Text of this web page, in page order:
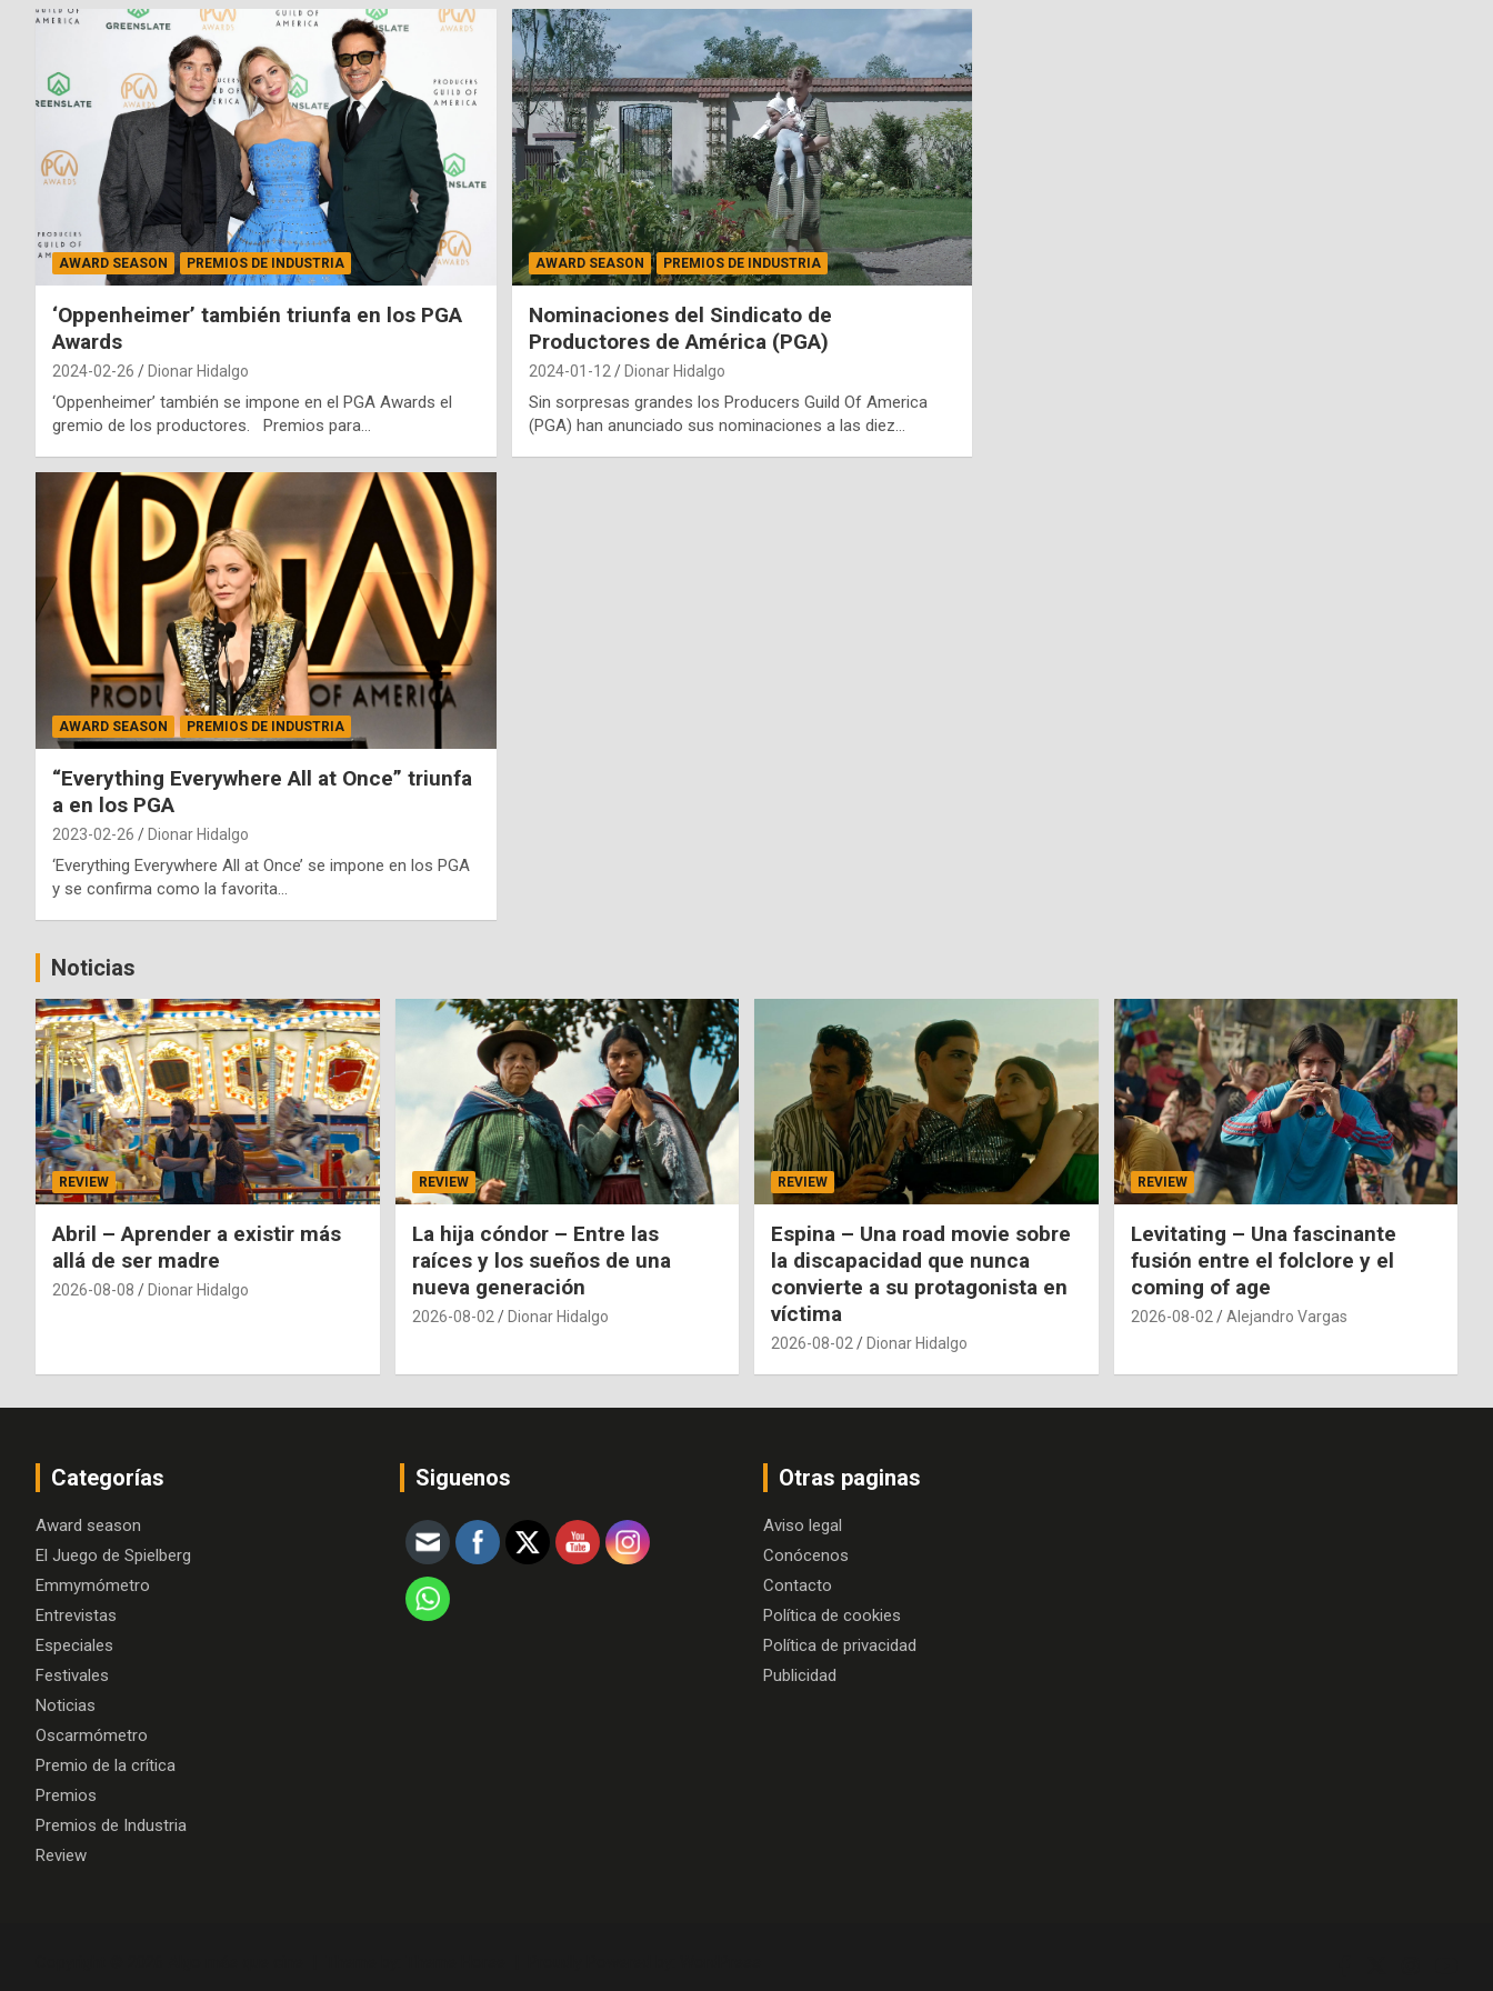
AWARD SEASON PREMIOS DE INDUSTRIA
‘Oppenheimer’ también triunfa en los PGA
Awards
2024-02-26 Dionar Hidalgo
‘Oppenheimer’ también se impone en el PGA Awards el
gremio de los productores. Premios para…
AWARD SEASON PREMIOS DE INDUSTRIA
Nominaciones del Sindicato de
Productores de América (PGA)
2024-01-12 Dionar Hidalgo
Sin sorpresas grandes los Producers Guild Of America
(PGA) han anunciado sus nominaciones a las diez…
AWARD SEASON PREMIOS DE INDUSTRIA
“Everything Everywhere All at Once” triunfa
a en los PGA
2023-02-26 Dionar Hidalgo
‘Everything Everywhere All at Once’ se impone en los PGA
y se confirma como la favorita…
Noticias
REVIEW
Abril – Aprender a existir más
allá de ser madre
2026-08-08 Dionar Hidalgo
REVIEW
La hija cóndor – Entre las
raíces y los sueños de una
nueva generación
2026-08-02 Dionar Hidalgo
REVIEW
Espina – Una road movie sobre
la discapacidad que nunca
convierte a su protagonista en
víctima
2026-08-02 Dionar Hidalgo
REVIEW
Levitating – Una fascinante
fusión entre el folclore y el
coming of age
2026-08-02 Alejandro Vargas
Categorías
Award season
El Juego de Spielberg
Emmymómetro
Entrevistas
Especiales
Festivales
Noticias
Oscarmómetro
Premio de la crítica
Premios
Premios de Industria
Review
Siguenos Otras paginas
Aviso legal
Conócenos
Contacto
Política de cookies
Política de privacidad
Publicidad